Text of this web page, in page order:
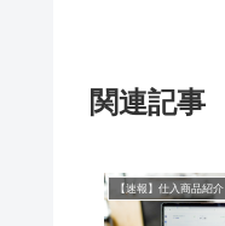
関連記事
【速報】仕入商品紹介